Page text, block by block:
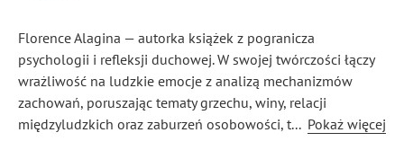
Florence Alagina — autorka książek z pogranicza
psychologii i refleksji duchowej. W swojej twórczości łączy
wrażliwość na ludzkie emocje z analizą mechanizmów
zachowań, poruszając tematy grzechu, winy, relacji
międzyludzkich oraz zaburzeń osobowości, takich
... Pokaż więcej